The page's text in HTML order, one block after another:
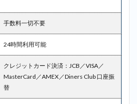
手数料一切不要
24時間利用可能
クレジットカード決済：JCB／VISA／
MasterCard／AMEX／Diners Club 口座振
替